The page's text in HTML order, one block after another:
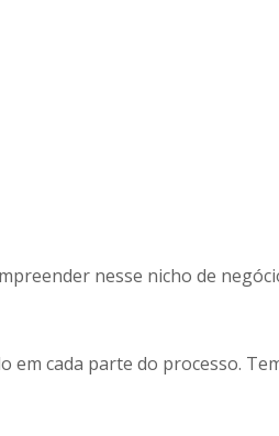
nesse nicho de
em cada parte do processo.